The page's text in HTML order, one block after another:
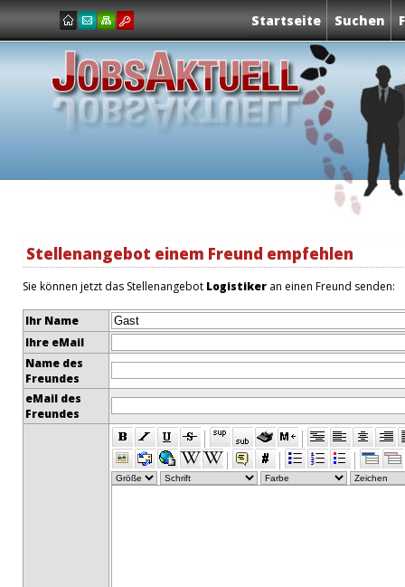
Startseite Suchen
Stellenangebot einem Freund empfehlen
Sie können jetzt das Stellenangebot Logistiker an einen Freund senden:
Ihr Name
Ihre eMail
Name des
Freundes
eMail des
Freundes